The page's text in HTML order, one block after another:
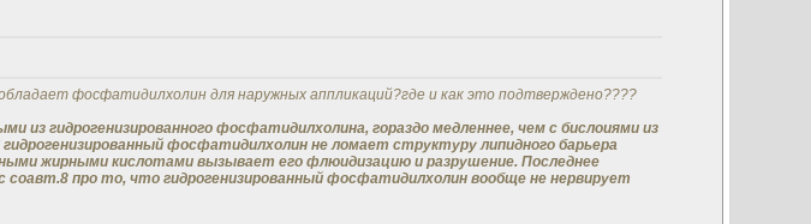
фосфатидилхолин для наружных аппликаций?где и как это подтверждено????
из гидрогенизированного фосфатидилхолина, гораздо медленнее, чем с бислоиями из
фосфатидилхолин не ломает структуру липидного барьера
жирными кислотами вызывает его флюидизацию и разрушение. Последнее
про то, что гидрогенизированный фосфатидилхолин вообще не нервирует